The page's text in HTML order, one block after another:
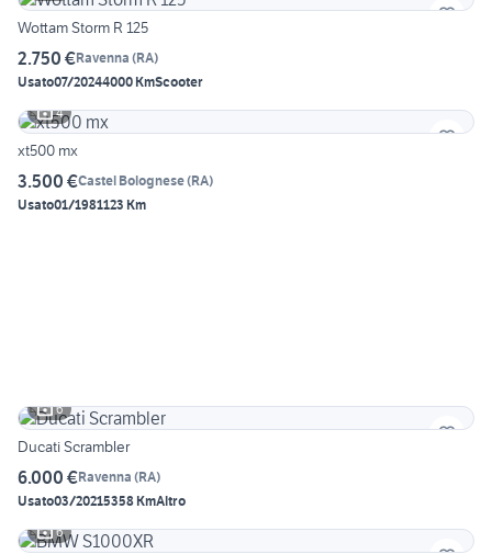
Wottam Storm R 125
2.750 €Ravenna (RA)
Usato07/20244000 KmScooter
4
xt500 mx
3.500 €Castel Bolognese(RA)
Usato01/1981123 Km
6
Ducati Scrambler
6.000 €Ravenna (RA)
Usato03/20215358 KmAltro
6